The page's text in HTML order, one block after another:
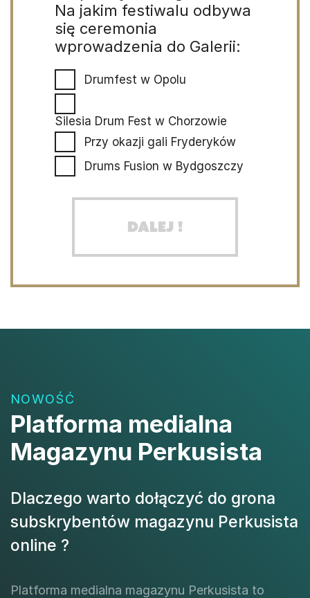
Na jakim festiwalu odbywa
się ceremonia
wprowadzenia do Galerii:
Drumfest w Opolu
Silesia Drum Fest w Chorzowie
Przy okazji gali Fryderyków
Drums Fusion w Bydgoszczy
Dalej !
NOWOŚĆ
Platforma medialna
Magazynu Perkusista
Dlaczego warto dołączyć do grona
subskrybentów magazynu Perkusista
online ?
Platforma medialna magazynu Perkusista to